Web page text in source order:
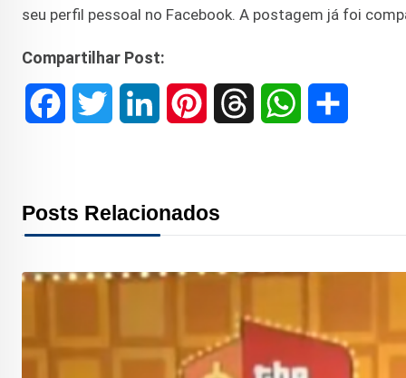
seu perfil pessoal no Facebook. A postagem já foi
Compartilhar Post:
e t k t
e p
Posts Relacionados